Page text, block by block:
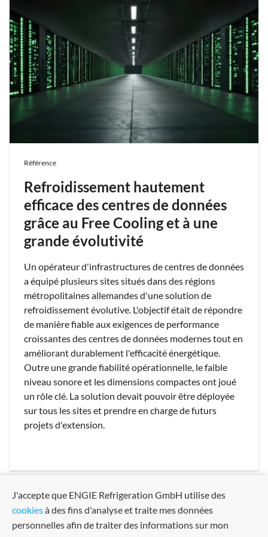
Référence
Refroidissement hautement
efficace des centres de données
grâce au Free Cooling et à une
grande évolutivité
Un opérateur d'infrastructures de centres de données
a équipé plusieurs sites situés dans des régions
métropolitaines allemandes d'une solution de
refroidissement évolutive. L'objectif était de répondre
de manière fiable aux exigences de performance
croissantes des centres de données modernes tout en
améliorant durablement l'efficacité énergétique.
Outre une grande fiabilité opérationnelle, le faible
niveau sonore et les dimensions compactes ont joué
un rôle clé. La solution devait pouvoir être déployée
sur tous les sites et prendre en charge de futurs
projets d'extension.
arrow_back
J'accepte que ENGIE Refrigeration GmbH utilise des
cookiesà des fins d'analyse et traite mes données
personnelles afin de traiter des informations sur mon